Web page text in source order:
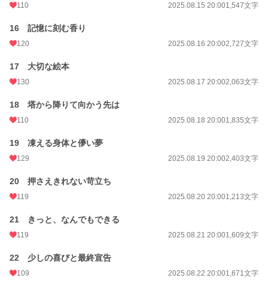
110 2025.08.15 20:001,547文字
16 記憶に刻む香り
120 2025.08.16 20:002,727文字
17 大切な絵本
130 2025.08.17 20:002,063文字
18 塔から降りて向かう先は
110 2025.08.18 20:001,835文字
19 凍える身体と儚い夢
129 2025.08.19 20:002,403文字
20 押さえきれない苛立ち
119 2025.08.20 20:001,213文字
21 きっと、なんでもできる
119 2025.08.21 20:001,609文字
22 少しの喜びと最終宣告
109 2025.08.22 20:001,671文字